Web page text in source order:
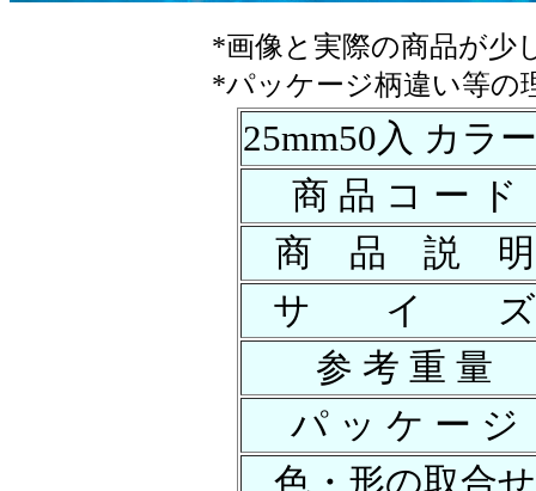
*画像と実際の商品が少
*パッケージ柄違い等の
25mm50入 カラ
商 品 コ ー ド
商 品 説 明
サ イ ズ
参 考 重 量
パ ッ ケ ー ジ
色・形の取合せ